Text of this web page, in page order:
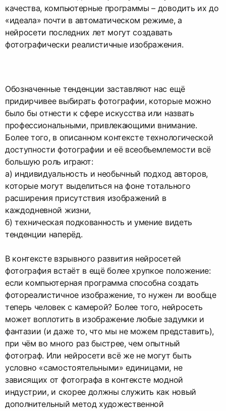
качества, компьютерные программы – доводить их до
«идеала» почти в автоматическом режиме, а
нейросети последних лет могут создавать
фотографически реалистичные изображения.
Обозначенные тенденции заставляют нас ещё
придирчивее выбирать фотографии, которые можно
было бы отнести к сфере искусства или назвать
профессиональными, привлекающими внимание.
Более того, в описанном контексте технологической
доступности фотографии и её всеобъемлемости всё
большую роль играют:
а) индивидуальность и необычный подход авторов,
которые могут выделиться на фоне тотального
расширения присутствия изображений в
каждодневной жизни,
б) техническая подкованность и умение видеть
тенденции наперёд.
В контексте взрывного развития нейросетей
фотография встаёт в ещё более хрупкое положение:
если компьютерная программа способна создать
фотореалистичное изображение, то нужен ли вообще
теперь человек с камерой? Более того, нейросеть
может воплотить в изображение любые задумки и
фантазии (и даже то, что мы не можем представить),
при чём во много раз быстрее, чем опытный
фотограф. Или нейросети всё же не могут быть
условно «самостоятельными» единицами, не
зависящих от фотографа в контексте модной
индустрии, и скорее должны служить как новый
дополнительный метод художественной